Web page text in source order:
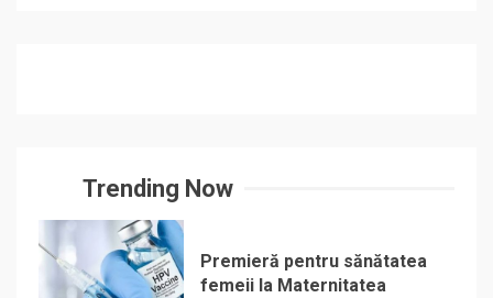
Trending Now
Premieră pentru sănătatea
femeii la Maternitatea